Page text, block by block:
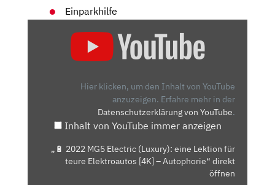
Einparkhilfe
ELEKTROAUTOS
Hier klicken, um den Inhalt von YouTube
anzuzeigen. Erfahre mehr in der
Datenschutzerklärung von YouTube.
Inhalt von YouTube immer anzeigen
„🔋 2022 MG5 Electric (Luxury): eine Lektion für
teure Elektroautos [4K] – Autophorie“ direkt
öffnen